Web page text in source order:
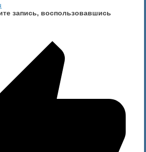
запись, воспользовавшись